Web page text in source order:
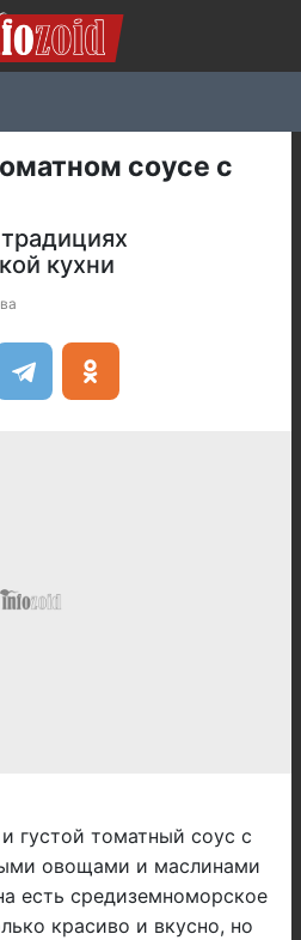
соусе с
кухни
густой томатный соус с
овощами и маслинами
есть средиземноморское
красиво и вкусно, но